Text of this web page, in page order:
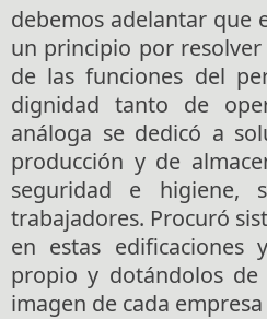
debemos adelantar que
un principio por
de las funciones del
dignidad tanto de
análoga se dedicó a
producción y de
seguridad e higiene,
trabajadores. Procuró
en estas edificaciones
propio y dotándolos
imagen de cada